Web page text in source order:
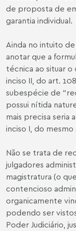
de proposta de
garantia individual.
Ainda no intuito
anotar que a
técnica ao situar
inciso II, do art.
subespécie de
possui nítida
mais precisa seria
inciso I, do
Não se trata de
julgadores
magistratura (o
contencioso
organicamente
podendo ser
Poder Judiciário,